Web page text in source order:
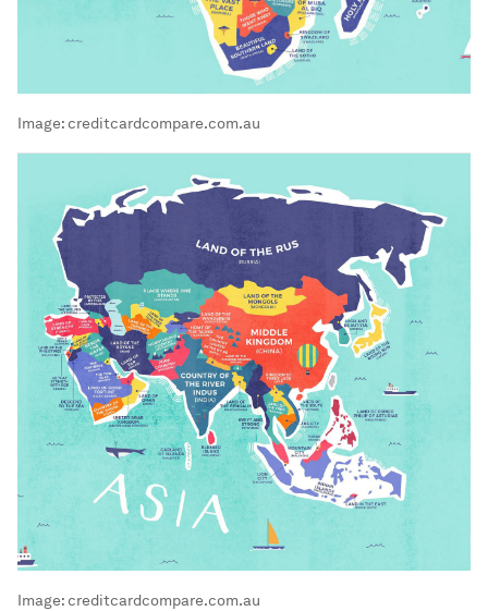
Image:creditcardcompare.com.au
Image:creditcardcompare.com.au